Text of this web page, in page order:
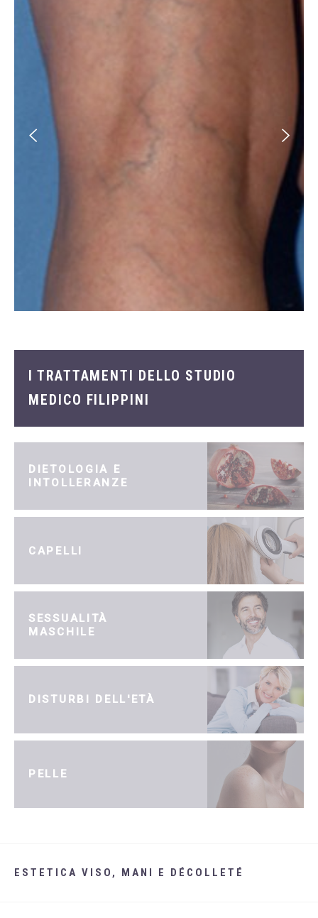
I TRATTAMENTI DELLO STUDIO
MEDICO FILIPPINI
DIETOLOGIA E
INTOLLERANZE
CAPELLI
SESSUALITÀ
MASCHILE
DISTURBI DELL'ETÀ
PELLE
ESTETICA VISO, MANI E DÉCOLLETÉ